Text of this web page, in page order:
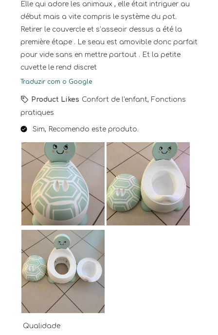
Elle qui adore les animaux , elle était intriguer au
début mais a vite compris le système du pot.
Retirer le couvercle et s’asseoir dessus a été la
première étape . Le seau est amovible donc parfait
pour vide sans en mettre partout . Et la petite
cuvette le rend discret
Traduzir com o Google
Product Likes Confort de l'enfant, Fonctions
pratiques
Sim, Recomendo este produto.
Qualidade